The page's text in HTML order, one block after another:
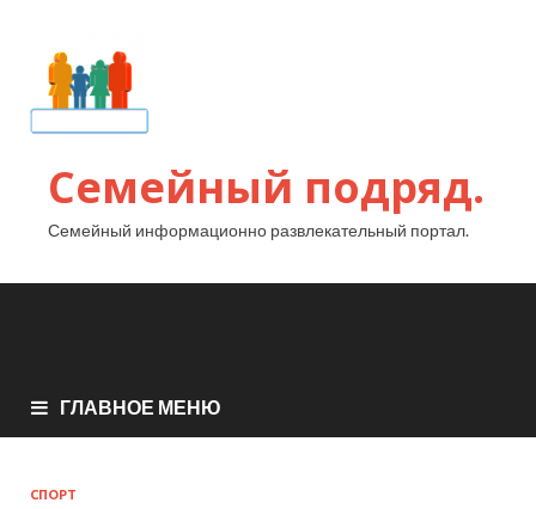
Семейный подряд.
Семейный информационно развлекательный портал.
ГЛАВНОЕ МЕНЮ
СПОРТ